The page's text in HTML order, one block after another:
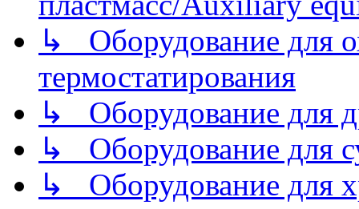
↳ Оборудование для
термостатирования
↳ Оборудование для
↳ Оборудование для
↳ Оборудование для